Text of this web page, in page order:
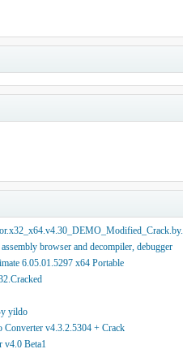
browser and decompiler, debugger
6.05.01.5297 x64 Portable
yildo
Converter v4.3.2.5304 + Crack
v4.0 Beta1